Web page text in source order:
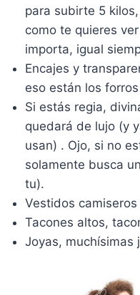
para subirte 5
como te quieres
importa, igual
Encajes y
eso están los
Si estás regia,
quedará de lujo (y
usan) . Ojo, si no
solamente busca
tu).
Vestidos
Tacones altos,
Joyas, muchísimas